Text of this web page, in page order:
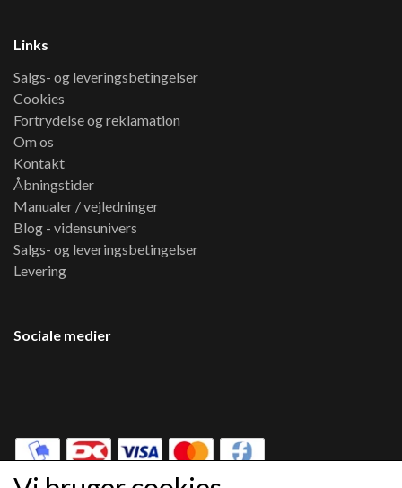
Links
Salgs- og leveringsbetingelser
Cookies
Fortrydelse og reklamation
Om os
Kontakt
Åbningstider
Manualer / vejledninger
Blog - vidensunivers
Salgs- og leveringsbetingelser
Levering
Sociale medier